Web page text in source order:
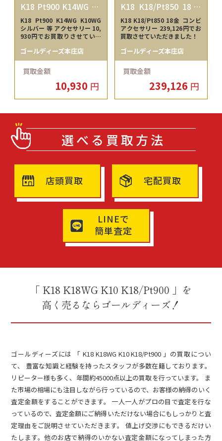
K18 Pt900 K14WG K1
0WG シルバー
K18 Pt900 K14WG K10WG
シルバー 等 アクセサリー 10,
930円でお買取りさせていた
ゴールディーズ本庄店
買取金額
10,930 円
K18 K18/Pt850 18金
コンビ
K18 K18/Pt850 18金 コンビ
アクセサリー 239,126円でお
買取させていただきました！
ゴールディーズ本庄店
買取金額
239,126 円
選べる買取方法
店頭買取 宅配買取
LINEで
簡単査定
「 K18 K18WG K10 K18/Pt900 」を
高く売るならゴールディーズ！
ゴールディーズには 「 K18 K18WG K10 K18/Pt900 」の買取につい
て、 豊富な知識と経験を持ったスタッフが多数在籍しております。
リピーター様も多く、年間約45000点以上の買取を行っています。 ま
た市場の相場にも注目しながら行っているので、お客様の納得のいく
査定金額をすることができます。 一人一人がプロの目で査定を行な
っているので、査定金額にご納得いただけない場合にもしっかりと査
定理由をご説明させていただきます。 値上げ交渉にもできるだけい
たします。他のお店で納得のいかない査定金額になってしまった方